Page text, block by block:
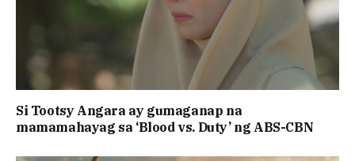
Si Tootsy Angara ay gumaganap na
mamamahayag sa ‘Blood vs. Duty’ ng ABS-CBN